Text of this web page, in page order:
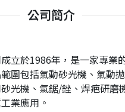
公司簡介
立於1986年，是一家專業
圍包括氣動砂光機、氣動
光機、氣鋸/銼、焊疤研磨
業應用。